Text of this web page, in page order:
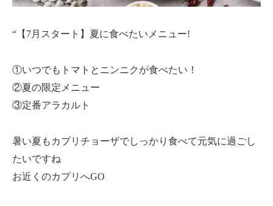
“【7月スタート】夏に食べたいメニュー!
①いつでもトマトとニンニクが食べたい！
②夏の限定メニュー
③定番アラカルト
暑い夏もカプリチョーザでしっかり食べて元気に過ごし
たいですね
お近くのカプリへGO